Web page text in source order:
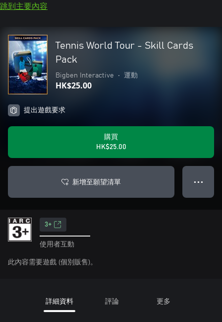
跳到主要內容
Tennis World Tour - Skill Cards
Pack
Bigben Interactive • 運動
HK$25.00
提出遊戲要求
購買
HK$25.00
新增至願望清單 ● ● ●
3+
使用者互動
此內容需要遊戲 (個別販售)。
詳細資料 評論 更多